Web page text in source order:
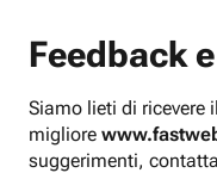
Feedback
Siamo lieti di ricevere
migliore
suggerimenti,